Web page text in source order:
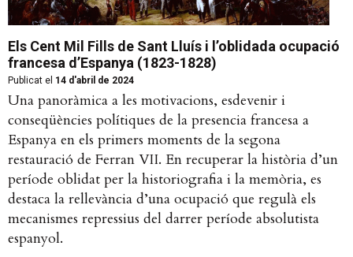
Els Cent Mil Fills de Sant Lluís i l’oblidada ocupació
francesa d’Espanya (1823-1828)
Publicat el 14 d'abril de 2024
Una panoràmica a les motivacions, esdevenir i
conseqüències polítiques de la presencia francesa a
Espanya en els primers moments de la segona
restauració de Ferran VII. En recuperar la història d’un
període oblidat per la historiografia i la memòria, es
destaca la rellevància d’una ocupació que regulà els
mecanismes repressius del darrer període absolutista
espanyol.